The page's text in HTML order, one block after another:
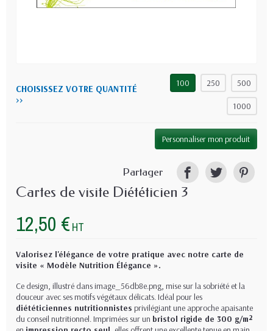
CHOISISSEZ VOTRE QUANTITÉ
>>
100 250 500
1000
Personnaliser mon produit
Partager
Cartes de visite Diététicien 3
12,50 € HT
Valorisez l'élégance de votre pratique avec notre carte de
visite « Modèle Nutrition Élégance ».
Ce design, illustré dans image_56db8e.png, mise sur la sobriété et la
douceur avec ses motifs végétaux délicats. Idéal pour les
diététiciennes nutritionnistes privilégiant une approche apaisante
du conseil nutritionnel. Imprimées sur un bristol rigide de 300 g/m²